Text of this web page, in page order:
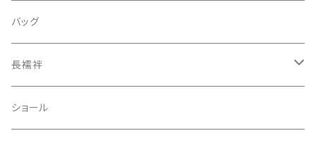
指輪
装飾品
バッグ
長襦袢
二部式
ショール